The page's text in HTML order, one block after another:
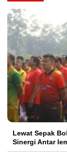
Lewat Sepak
Sinergi Antar